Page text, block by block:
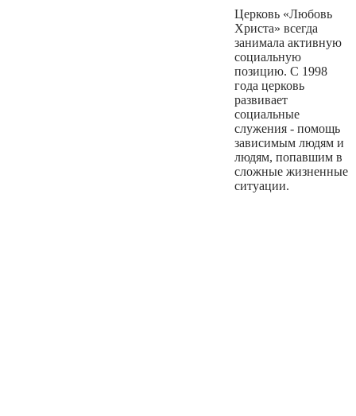
Церковь «Любовь
Христа» всегда
занимала активную
социальную
позицию. С 1998
года церковь
развивает
социальные
служения - помощь
зависимым людям и
людям, попавшим в
сложные жизненные
ситуации.